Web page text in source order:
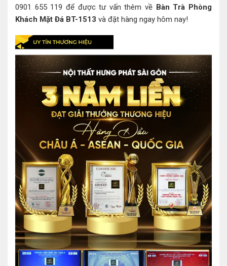
0901 655 119 để được tư vấn thêm về Bàn Trà Phòng
Khách Mặt Đá BT-1513 và đặt hàng ngay hôm nay!